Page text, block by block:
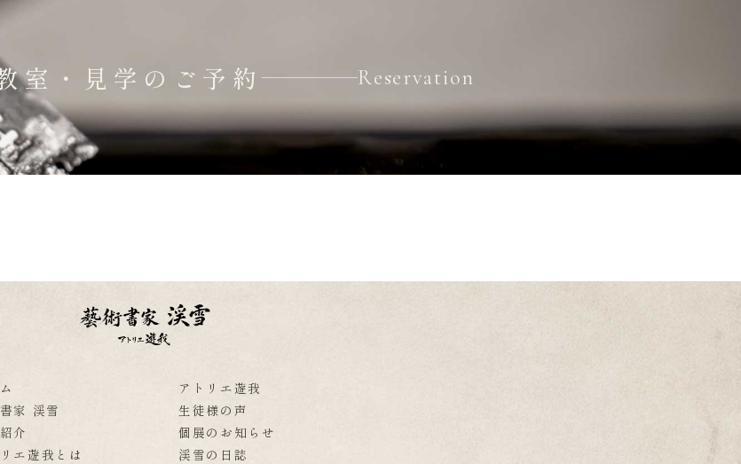
室・見学のご予約 Reservation
家 渓雪
介
エ遊我とは
アトリエ遊我
生徒様の声
個展のお知らせ
渓雪の日誌